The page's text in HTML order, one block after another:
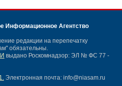
Информационное Агентство
редакции на перепечатку
обязательны.
выдано Роскомнадзор: ЭЛ № ФС 77 -
Электронная почта: info@niasam.ru